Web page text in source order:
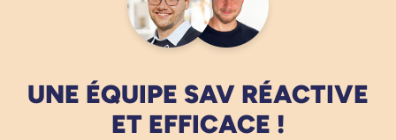
UNE ÉQUIPE SAV RÉACTIVE
ET EFFICACE !